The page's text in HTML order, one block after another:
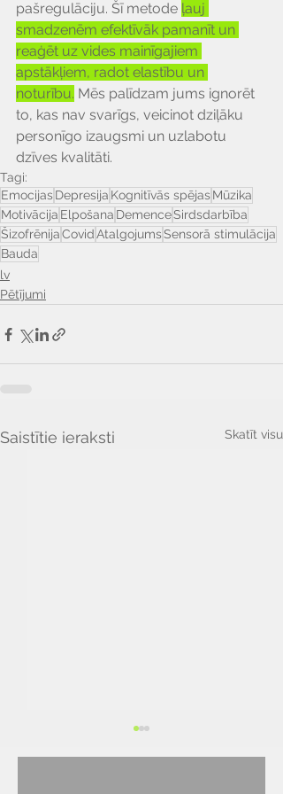
pašregulāciju. Šī metode ļauj
smadzenēm efektīvāk pamanīt un
reaģēt uz vides mainīgajiem
apstākļiem, radot elastību un
noturību. Mēs palīdzam jums ignorēt
to, kas nav svarīgs, veicinot dziļāku
personīgo izaugsmi un uzlabotu
dzīves kvalitāti.
Tagi:
Emocijas Depresija Kognitīvās spējas Mūzika
Motivācija Elpošana DemenceSirdsdarbība
ŠizofrēnijaCovidAtalgojumsSensorā stimulācija
Bauda
lv
Pētījumi
Saistītie ieraksti Skatīt visu